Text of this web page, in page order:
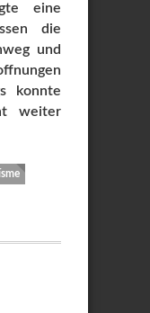
eine
die
und
konnte
weiter